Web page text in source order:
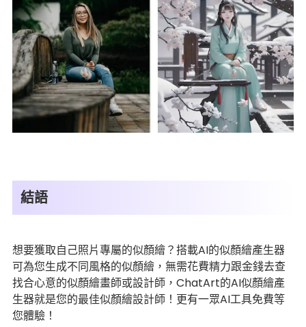
結語
想要獲取自己照片專屬的似顏繪？搭載AI的似顏繪產生器
可為您生成不同風格的似顏繪，無需花費精力跟金錢去查
找合心意的似顏繪畫師或設計師，ChatArt的AI似顏繪產
生器就是您的最佳似顏繪設計師！更有一眾AI工具免費等
您體驗！